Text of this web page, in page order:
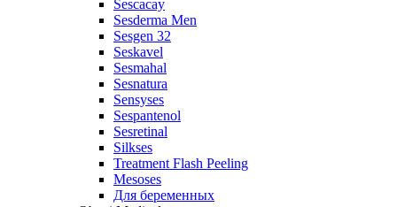
Sescacay
Sesderma Men
Sesgen 32
Seskavel
Sesmahal
Sesnatura
Sensyses
Sespantenol
Sesretinal
Silkses
Treatment Flash Peeling
Mesoses
Для беременных